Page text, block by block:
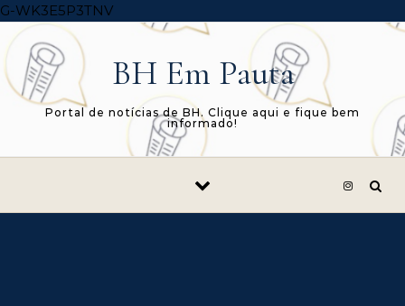
G-WK3E5P3TNVSkip to content
BH Em Pauta
Portal de notícias de BH. Clique aqui e fique bem
informado!